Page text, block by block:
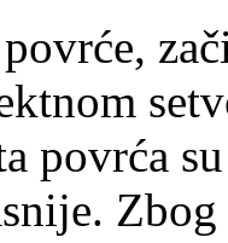
povrća